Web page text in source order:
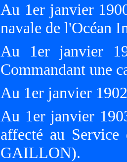
Au 1er janvier
navale de l'Océan
Au 1er janvier
Commandant une
Au 1er janvier
Au 1er janvier
affecté au
GAILLON).